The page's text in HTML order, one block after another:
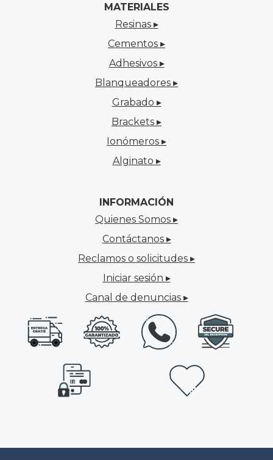
MATERIALES
Resinas ▸
Cementos ▸
Adhesivos ▸
Blanqueadores ▸
Grabado ▸
Brackets ▸
Ionómeros ▸
Alginato ▸
INFORMACIÓN
Quienes Somos ▸
Contáctanos ▸
Reclamos o solicitudes ▸
Iniciar sesión ▸
Canal de denuncias ▸